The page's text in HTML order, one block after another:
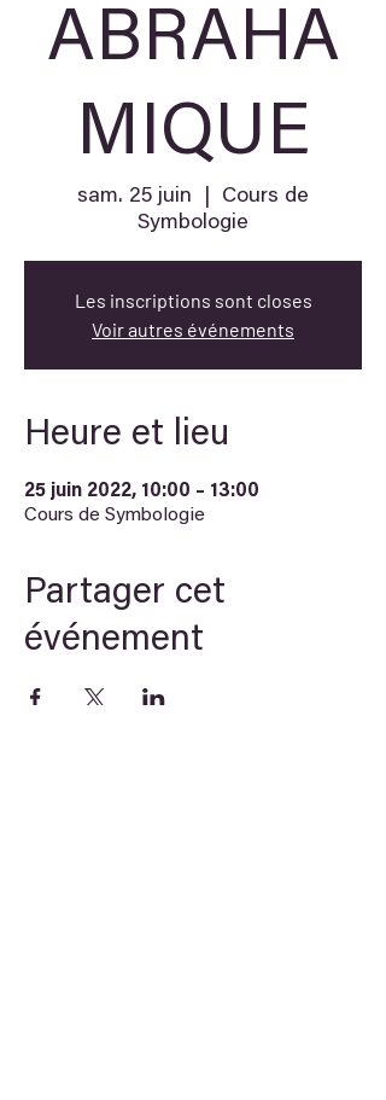
ABRAHA
MIQUE
sam. 25 juin
Cours de
Symbologie
Les inscriptions sont closes
Voir autres événements
Heure et lieu
25 juin 2022, 10:00 – 13:00
Cours de Symbologie
Partager cet
événement